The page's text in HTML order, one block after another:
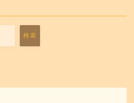
検索